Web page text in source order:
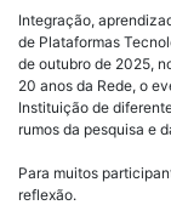
Integração,
de Plataformas
de outubro de 2025,
20 anos da Rede, o
Instituição de
rumos da pesquisa e
Para muitos
reflexão.